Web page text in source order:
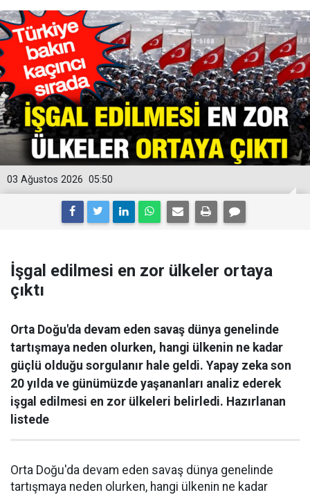
05:50
03 Ağustos 2026
İşgal edilmesi en zor ülkeler ortaya
çıktı
Orta Doğu'da devam eden savaş dünya genelinde
tartışmaya neden olurken, hangi ülkenin ne kadar
güçlü olduğu sorgulanır hale geldi. Yapay zeka son
20 yılda ve günümüzde yaşananları analiz ederek
işgal edilmesi en zor ülkeleri belirledi. Hazırlanan
listede
Orta Doğu'da devam eden savaş dünya genelinde
tartışmaya neden olurken, hangi ülkenin ne kadar